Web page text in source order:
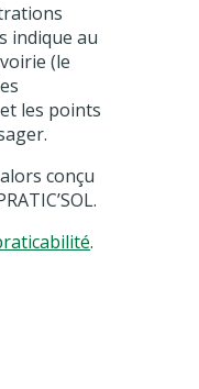
indique au
(le
les points
conçu
.